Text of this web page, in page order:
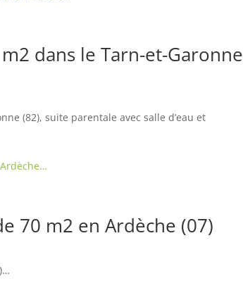
dans le Tarn-et-Garonne
(82), suite parentale avec salle d’eau et
70 m2 en Ardèche (07)